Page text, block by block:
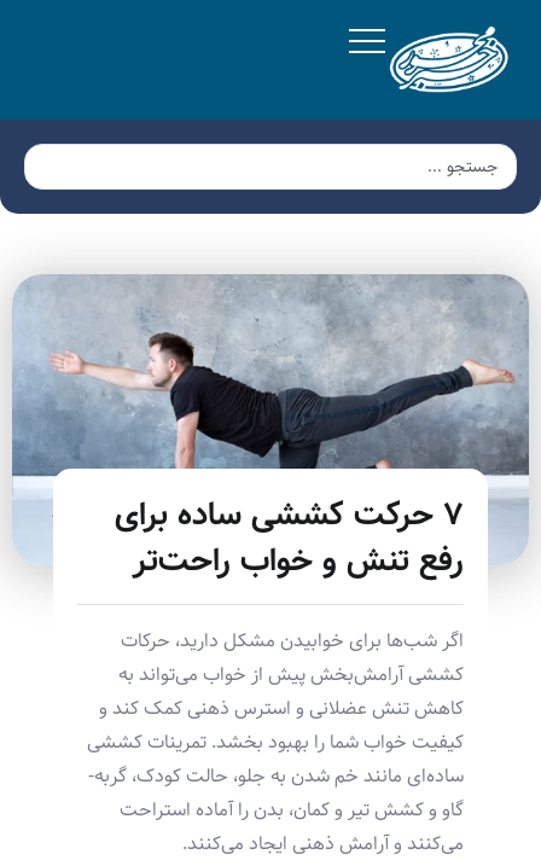
۷ حرکت کششی ساده برای
رفع تنش و خواب راحت‌تر
اگر شب‌ها برای خوابیدن مشکل دارید، حرکات
کششی آرامش‌بخش پیش از خواب می‌تواند به
کاهش تنش عضلانی و استرس ذهنی کمک کند و
کیفیت خواب شما را بهبود بخشد. تمرینات کششی
ساده‌ای مانند خم شدن به جلو، حالت کودک، گربه-
گاو و کشش تیر و کمان، بدن را آماده استراحت
می‌کنند و آرامش ذهنی ایجاد می‌کنند.